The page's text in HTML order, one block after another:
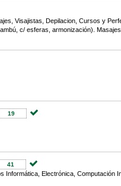
Visajistas, Depilacion, Cursos y
c/ esferas, armonización).
19
41
Informática, Electrónica, Computación